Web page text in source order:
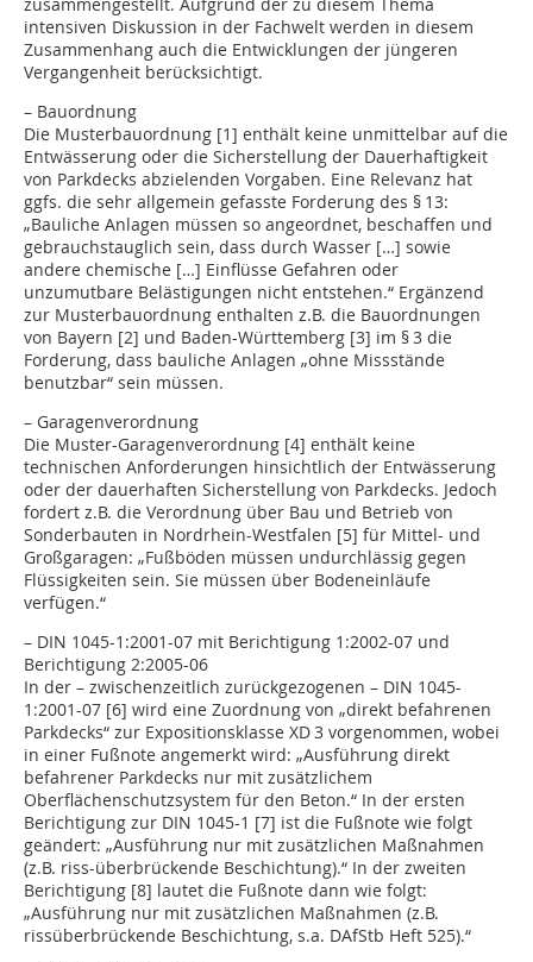
zusammengestellt. Aufgrund der zu diesem Thema
intensiven Diskussion in der Fachwelt werden in diesem
Zusammenhang auch die Entwicklungen der jüngeren
Vergangenheit berücksichtigt.
– Bauordnung
Die Musterbauordnung [1] enthält keine unmittelbar auf die
Entwässerung oder die Sicherstellung der Dauerhaftigkeit
von Parkdecks abzielenden Vorgaben. Eine Relevanz hat
ggfs. die sehr allgemein gefasste Forderung des § 13:
„Bauliche Anlagen müssen so angeordnet, beschaffen und
gebrauchstauglich sein, dass durch Wasser […] sowie
andere chemische […] Einflüsse Gefahren oder
unzumutbare Belästigungen nicht entstehen.“ Ergänzend
zur Musterbauordnung enthalten z.B. die Bauordnungen
von Bayern [2] und Baden-Württemberg [3] im § 3 die
Forderung, dass bauliche Anlagen „ohne Missstände
benutzbar“ sein müssen.
– Garagenverordnung
Die Muster-Garagenverordnung [4] enthält keine
technischen Anforderungen hinsichtlich der Entwässerung
oder der dauerhaften Sicherstellung von Parkdecks. Jedoch
fordert z.B. die Verordnung über Bau und Betrieb von
Sonderbauten in Nord­rhein-Westfalen [5] für Mittel- und
Großgaragen: „Fußböden müssen undurchlässig gegen
Flüssigkeiten sein. Sie müssen über Bodeneinläufe
verfügen.“
– DIN 1045-1:2001-07 mit Berichtigung 1:2002-07 und
Berichtigung 2:2005-06
In der – zwischenzeitlich zurückgezogenen – DIN 1045-
1:2001-07 [6] wird eine Zuordnung von „direkt befahrenen
Parkdecks“ zur Expositionsklasse XD 3 vorgenommen, wobei
in einer Fußnote angemerkt wird: „Ausführung direkt
befahrener Parkdecks nur mit zusätzlichem
Oberflächenschutzsystem für den Beton.“ In der ersten
Berichtigung zur DIN 1045-1 [7] ist die Fußnote wie folgt
geändert: „Ausführung nur mit zusätzlichen Maßnahmen
(z.B. riss-überbrückende Beschichtung).“ In der zweiten
Berichtigung [8] lautet die Fußnote dann wie folgt:
„Ausführung nur mit zusätzlichen Maßnahmen (z.B.
rissüberbrückende Beschichtung, s.a. DAfStb Heft 525).“